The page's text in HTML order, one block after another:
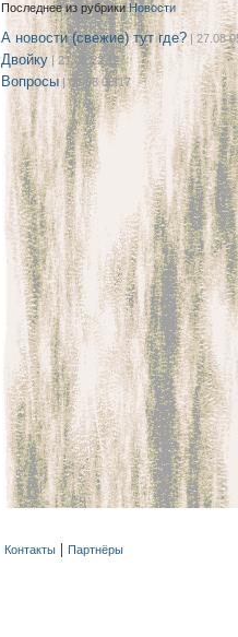
Последнее из рубрикиНовости
А новости (свежие) тут где?| 27.08
Двойку| 21.08 22:12
Вопросы| 08.08 08:17
Контакты Партнёры